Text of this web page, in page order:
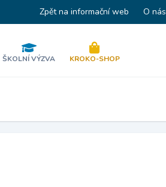
Zpět na informační web O nás
ŠKOLNÍ VÝZVA KROKO-SHOP